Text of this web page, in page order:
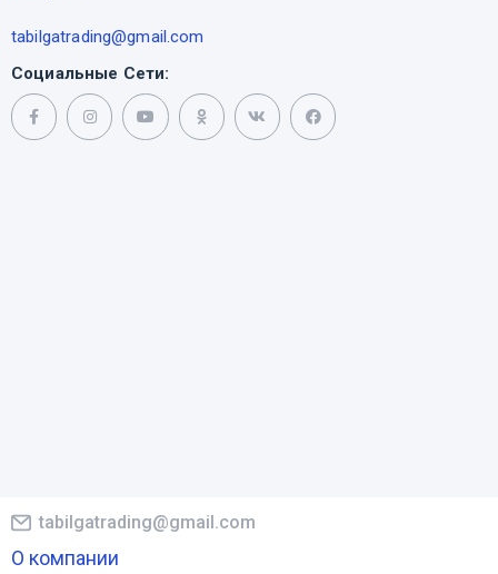
tabilgatrading@gmail.com
Социальные Сети:
tabilgatrading@gmail.com
О компании